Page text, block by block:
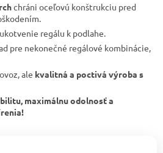
chráni oceľovú konštrukciu pred
ukotvenie regálu k podlahe.
pre nekonečné regálové kombinácie,
ale kvalitná a poctivá výroba s
maximálnu odolnosť a